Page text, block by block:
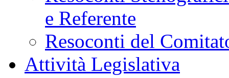
e Referente
Resoconti del
Attività Legislativa